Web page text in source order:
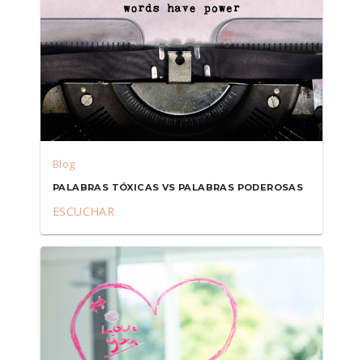
Blog
PALABRAS TÓXICAS VS PALABRAS PODEROSAS
ESCUCHAR